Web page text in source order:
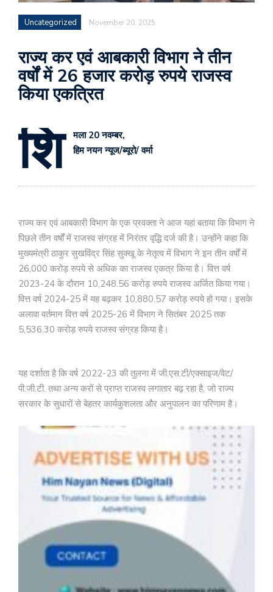
Uncategorized November 20, 2025
राज्य कर एवं आबकारी विभाग ने तीन
वर्षों में 26 हजार करोड़ रुपये राजस्व
किया एकत्रित
शि
मला 20 नवम्बर,
हिम नयन न्यूज/ब्यूरो/ वर्मा
राज्य कर एवं आबकारी विभाग के एक प्रवक्ता ने आज यहां बताया कि विभाग ने
पिछले तीन वर्षों में राजस्व संग्रह में निरंतर वृद्धि दर्ज की है। उन्होंने कहा कि
मुख्यमंत्री ठाकुर सुखविंद्र सिंह सुक्खू के नेतृत्व में विभाग ने इन तीन वर्षों में
26,000 करोड़ रुपये से अधिक का राजस्व एकत्र किया है। वित्त वर्ष
2023-24 के दौरान 10,248.56 करोड़ रुपये राजस्व अर्जित किया गया।
वित्त वर्ष 2024-25 में यह बढ़कर 10,880.57 करोड़ रुपये हो गया। इसके
अलावा वर्तमान वित्त वर्ष 2025-26 में विभाग ने सितंबर 2025 तक
5,536.30 करोड़ रुपये राजस्व संग्रह किया है।
यह दर्शाता है कि वर्ष 2022-23 की तुलना में जी.एस.टी/एक्साइज/वेट/
पी.जी.टी. तथा अन्य करों से प्राप्त राजस्व लगातार बढ़ रहा है, जो राज्य
सरकार के सुधारों से बेहतर कार्यकुशलता और अनुपालन का परिणाम है।